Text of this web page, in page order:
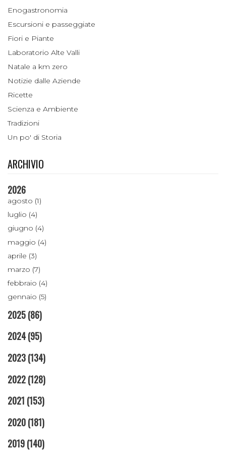
Enogastronomia
Escursioni e passeggiate
Fiori e Piante
Laboratorio Alte Valli
Natale a km zero
Notizie dalle Aziende
Ricette
Scienza e Ambiente
Tradizioni
Un po' di Storia
ARCHIVIO
2026
agosto (1)
luglio (4)
giugno (4)
maggio (4)
aprile (3)
marzo (7)
febbraio (4)
gennaio (5)
2025(86)
2024(95)
2023(134)
2022(128)
2021 (153)
2020(181)
2019(140)